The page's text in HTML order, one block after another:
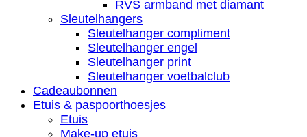
RVS armband met diamant
Sleutelhangers
Sleutelhanger compliment
Sleutelhanger engel
Sleutelhanger print
Sleutelhanger voetbalclub
Cadeaubonnen
Etuis & paspoorthoesjes
Etuis
Make-up etuis